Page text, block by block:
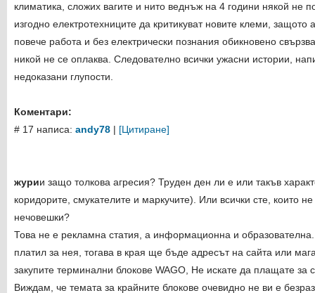
климатика, сложих вагите и нито веднъж на 4 години някой не
изгодно електротехниците да критикуват новите клеми,
повече работа и без електрически познания обикновено
никой не се оплаква. Следователно всички ужасни истории,
недоказани глупости.
Коментари:
# 17 написа: andy78 | [Цитиране]
журии защо толкова агресия? Труден ден ли е или такъв
коридорите, смукателите и маркучите). Или всички сте, които
нечовешки?
Това не е рекламна статия, а информационна и
платил за нея, тогава в края ще бъде адресът на сайта или
закупите терминални блокове WAGO , Не искате да плащате за
Виждам, че темата за крайните блокове очевидно не ви е